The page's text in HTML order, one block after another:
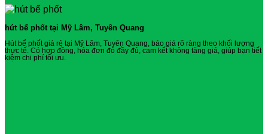
hút bể phốt tại Mỹ Lâm, Tuyên Quang
Hút bể phốt giá rẻ tại Mỹ Lâm, Tuyên Quang, báo giá rõ ràng theo khối lượng
thực tế. Có hợp đồng, hóa đơn đỏ đầy đủ, cam kết không tăng giá, giúp bạn tiết
kiệm chi phí tối ưu.